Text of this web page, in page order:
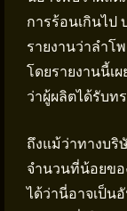
การร้อนเกินไป
รายงานว่าลำโ
โดยรายงานนี้เ
ว่าผู้ผลิตได้รับท
ถึงแม้ว่าทางบริ
จำนวนที่น้อยขอ
ได้ว่านี่อาจเป็น